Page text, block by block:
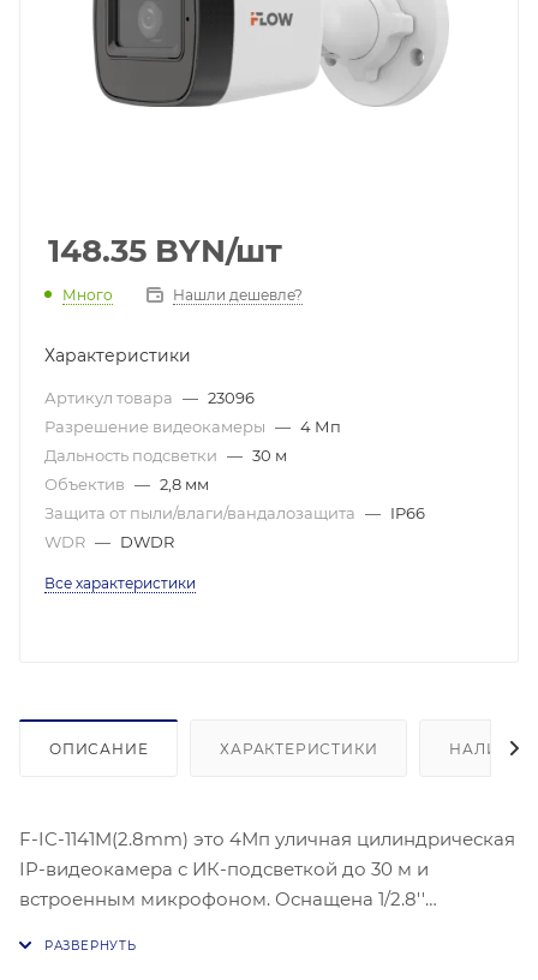
148.35 BYN/шт
Много Нашли дешевле?
Характеристики
Артикул товара — 23096
Разрешение видеокамеры — 4 Мп
Дальность подсветки — 30 м
Объектив — 2,8 мм
Защита от пыли/влаги/вандалозащита — IP66
WDR — DWDR
Все характеристики
ОПИСАНИЕ ХАРАКТЕРИСТИКИ НАЛИЧИЕ
F-IC-1141M(2.8mm) это 4Мп уличная цилиндрическая
IP-видеокамера с ИК-подсветкой до 30 м и
встроенным микрофоном. Оснащена 1/2.8''